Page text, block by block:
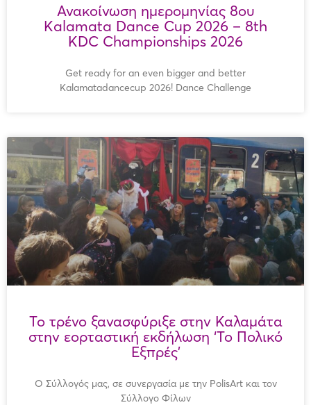
Ανακοίνωση ημερομηνίας 8ου
Kalamata Dance Cup 2026 – 8th
KDC Championships 2026
Get ready for an even bigger and better
Kalamatadancecup 2026! Dance Challenge
Το τρένο ξανασφύριξε στην Καλαμάτα
στην εορταστική εκδήλωση ‘Το Πολικό
Εξπρές’
Ο Σύλλογός μας, σε συνεργασία με την PolisArt και τον
Σύλλογο Φίλων